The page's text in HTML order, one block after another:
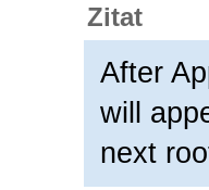
Zitat
After
will
next